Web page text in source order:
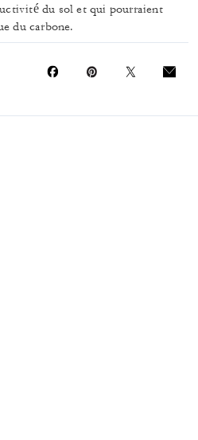
du sol et qui pourraient
du carbone.